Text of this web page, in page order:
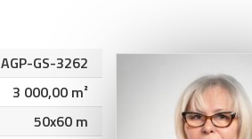
AGP-GS-3262
3 000,00 m²
50x60 m